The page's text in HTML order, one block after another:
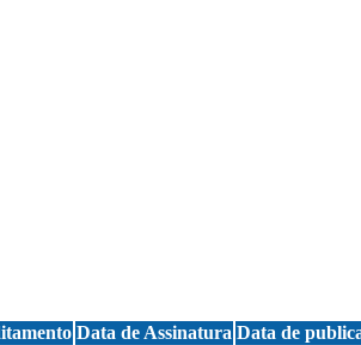
Data de Assinatura Data de